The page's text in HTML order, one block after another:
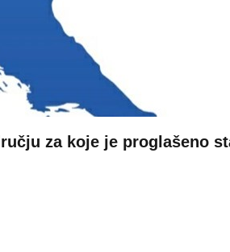
za koje je proglašeno